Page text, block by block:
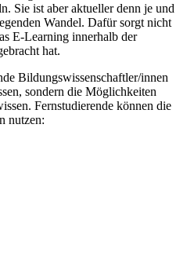
Sie ist aber aktueller denn je und
Wandel. Dafür sorgt nicht
E-Learning innerhalb der
hat.
Bildungswissenschaftler/innen
sondern die Möglichkeiten
Fernstudierende können die
nutzen: